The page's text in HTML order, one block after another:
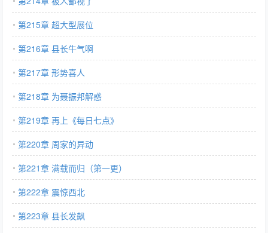
第215章 超大型展位
第216章 县长牛气啊
第217章 形势喜人
第218章 为聂振邦解惑
第219章 再上《每日七点》
第220章 周家的异动
第221章 满载而归（第一更）
第222章 震惊西北
第223章 县长发飙